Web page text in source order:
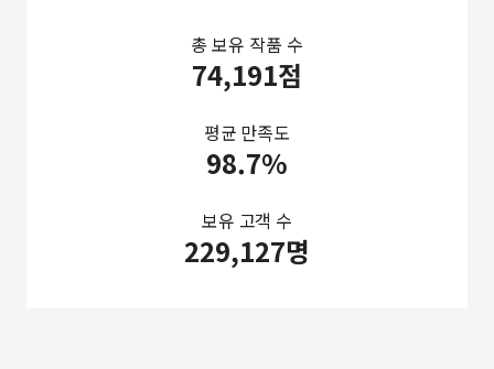
총 보유 작품 수
74,191점
평균 만족도
98.7%
보유 고객 수
229,127명